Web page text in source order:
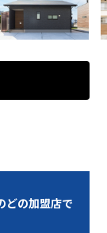
どの加盟店で